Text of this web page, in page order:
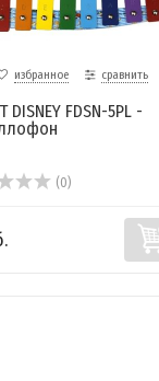
избранное сравнить
DISNEY FDSN-5PL -
(0)